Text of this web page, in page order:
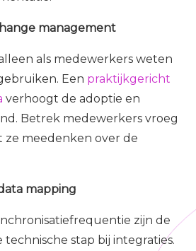
management
als medewerkers weten
Een praktijkgericht
verhoogt de adoptie en
Betrek medewerkers vroeg
ze meedenken over de
mapping
zijn de
stap bij integraties.